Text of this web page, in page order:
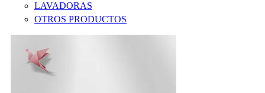
LAVADORAS
OTROS PRODUCTOS